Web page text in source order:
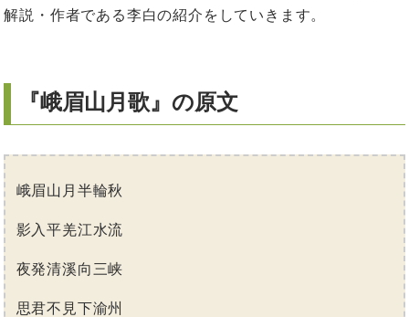
解説・作者である李白の紹介をしていきます。
『峨眉山月歌』の原文
峨眉山月半輪秋
影入平羌江水流
夜発清溪向三峡
思君不見下渝州